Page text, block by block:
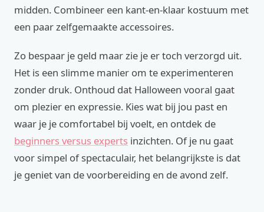
midden. Combineer een kant-en-klaar kostuum met
een paar zelfgemaakte accessoires.
Zo bespaar je geld maar zie je er toch verzorgd uit.
Het is een slimme manier om te experimenteren
zonder druk. Onthoud dat Halloween vooral gaat
om plezier en expressie. Kies wat bij jou past en
waar je je comfortabel bij voelt, en ontdek de
beginners versus experts inzichten. Of je nu gaat
voor simpel of spectaculair, het belangrijkste is dat
je geniet van de voorbereiding en de avond zelf.